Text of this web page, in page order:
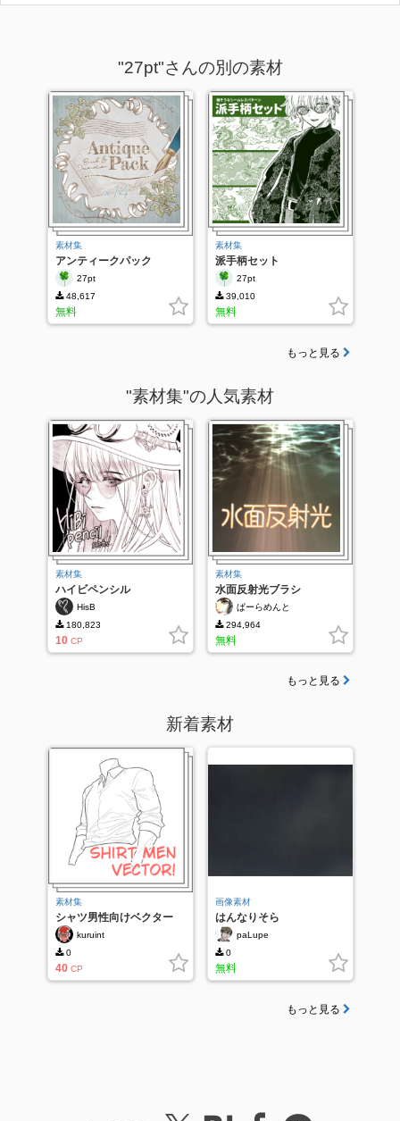
"27pt"さんの別の素材
素材集
アンティークパック
27pt
48,617
無料
素材集
派手柄セット
27pt
39,010
無料
もっと見る
"素材集"の人気素材
素材集
ハイビペンシル
HisB
180,823
10 CP
素材集
水面反射光ブラシ
ぱーらめんと
294,964
無料
もっと見る
新着素材
素材集
シャツ男性向けベクター
kuruint
0
40 CP
画像素材
はんなりそら
paLupe
0
無料
もっと見る